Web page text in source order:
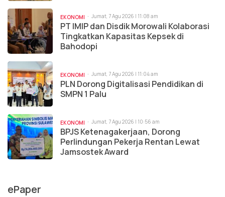
EKONOMI Jumat, 7 Agu 2026 | 11:08 am
PT IMIP dan Disdik Morowali Kolaborasi
Tingkatkan Kapasitas Kepsek di
Bahodopi
EKONOMI Jumat, 7 Agu 2026 | 11:04 am
PLN Dorong Digitalisasi Pendidikan di
SMPN 1 Palu
EKONOMI Jumat, 7 Agu 2026 | 10:56 am
BPJS Ketenagakerjaan, Dorong
Perlindungan Pekerja Rentan Lewat
Jamsostek Award
ePaper